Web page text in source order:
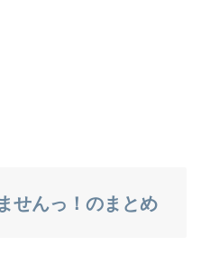
せんっ！のまとめ